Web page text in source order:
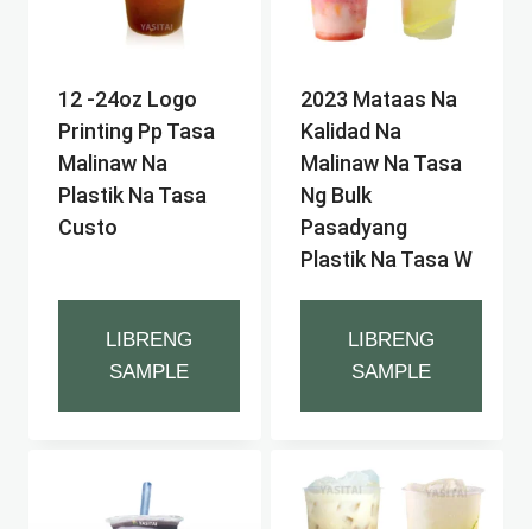
12 -24oz Logo
Printing Pp Tasa
Malinaw Na
Plastik Na Tasa
Custo
LIBRENG
SAMPLE
2023 Mataas Na
Kalidad Na
Malinaw Na Tasa
Ng Bulk
Pasadyang
Plastik Na Tasa W
LIBRENG
SAMPLE